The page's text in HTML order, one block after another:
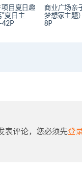
项目夏日趣
”夏日主
42P
商业广场亲
梦想家主题
8P
表评论，您必须先登